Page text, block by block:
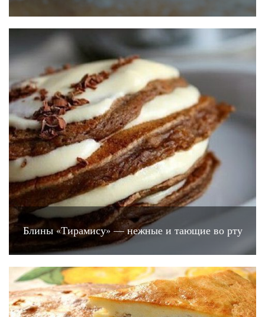
Блины «Тирамису» — нежные и тающие во рту